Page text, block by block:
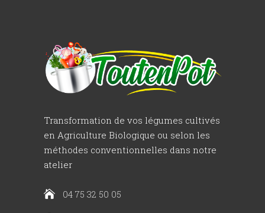
Transformation de vos légumes cultivés
en Agriculture Biologique ou selon les
méthodes conventionnelles dans notre
atelier
04 75 32 50 05